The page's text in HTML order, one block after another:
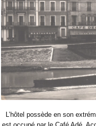
L’hôtel possède en son